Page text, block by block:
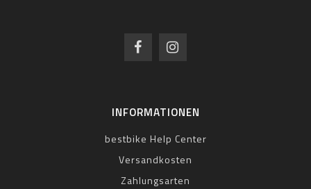
INFORMATIONEN
bestbike Help Center
Versandkosten
Zahlungsarten